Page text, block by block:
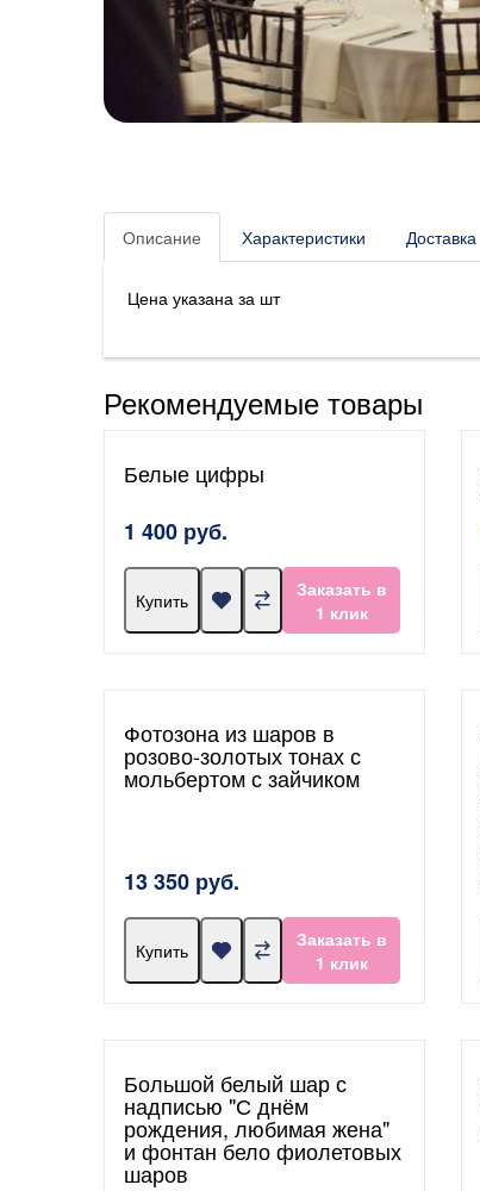
Описание Характеристики Доставка
Цена указана за шт
Рекомендуемые товары
Белые цифры
1 400 руб.
Купить
Заказать в
1 клик
Фотозона из шаров в
розово-золотых тонах с
мольбертом с зайчиком
13 350 руб.
Купить
Заказать в
1 клик
Большой белый шар с
надписью "С днём
рождения, любимая жена"
и фонтан бело фиолетовых
шаров